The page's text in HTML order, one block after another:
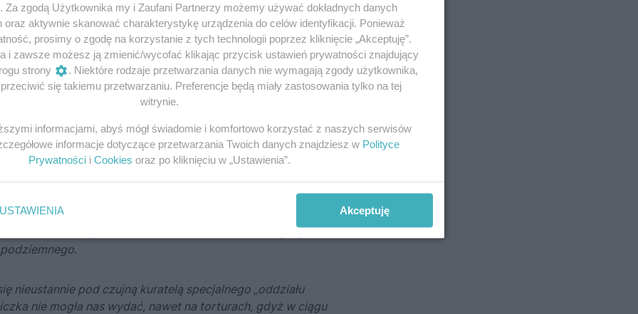
którzy na co dzień absolutnie nie mogli kontaktować
Służba ta jednak – jak podkreśla w swojej książce„Tajne
ryzyko:
przekazywano do dyspozycji ruchu podziemnego.
przebywać tam, gdzie łatwo ją było odszukać i bez
czy adresu. Dopóki pracowała dla nas, nie mogła się ukryć
razie oznaczałoby to bowiem urwanie kontaktów między
nieustannie pod czujną kuratelą specjalnego „oddziału
nie mogła nas wydać, nawet na torturach, gdyż w ciągu
Za zgodą Użytkownika my i Zaufani Partnerzy możemy używać dokładnych danych
oraz aktywnie skanować charakterystykę urządzenia do celów identyfikacji. Ponieważ
prosimy o zgodę na korzystanie z tych technologii poprzez kliknięcie „Akceptuję”.
i zawsze możesz ją zmienić/wycofać klikając przycisk ustawień prywatności znajdujący
strony
. Niektóre rodzaje przetwarzania danych nie wymagają zgody użytkownika,
się takiemu przetwarzaniu. Preferencje będą miały zastosowania tylko na tej
witrynie.
informacjami, abyś mógł świadomie i komfortowo korzystać z naszych serwisów
informacje dotyczące przetwarzania Twoich danych znajdziesz w Polityce
Prywatności i Cookies oraz po kliknięciu w „Ustawienia”.
USTAWIENIA Akceptuję